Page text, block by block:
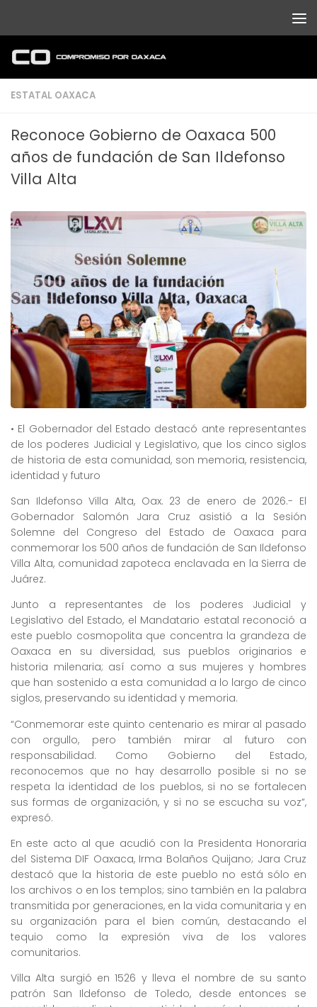
ESTATAL OAXACA
Reconoce Gobierno de Oaxaca 500
años de fundación de San Ildefonso
Villa Alta
• El Gobernador del Estado destacó ante representantes
de los poderes Judicial y Legislativo, que los cinco siglos
de historia de esta comunidad, son memoria, resistencia,
identidad y futuro
San Ildefonso Villa Alta, Oax. 23 de enero de 2026.- El
Gobernador Salomón Jara Cruz asistió a la Sesión
Solemne del Congreso del Estado de Oaxaca para
conmemorar los 500 años de fundación de San Ildefonso
Villa Alta, comunidad zapoteca enclavada en la Sierra de
Juárez.
Junto a representantes de los poderes Judicial y
Legislativo del Estado, el Mandatario estatal reconoció a
este pueblo cosmopolita que concentra la grandeza de
Oaxaca en su diversidad, sus pueblos originarios e
historia milenaria; así como a sus mujeres y hombres
que han sostenido a esta comunidad a lo largo de cinco
siglos, preservando su identidad y memoria.
“Conmemorar este quinto centenario es mirar al pasado
con orgullo, pero también mirar al futuro con
responsabilidad. Como Gobierno del Estado,
reconocemos que no hay desarrollo posible si no se
respeta la identidad de los pueblos, si no se fortalecen
sus formas de organización, y si no se escucha su voz”,
expresó.
En este acto al que acudió con la Presidenta Honoraria
del Sistema DIF Oaxaca, Irma Bolaños Quijano; Jara Cruz
destacó que la historia de este pueblo no está sólo en
los archivos o en los templos; sino también en la palabra
transmitida por generaciones, en la vida comunitaria y en
su organización para el bien común, destacando el
tequio como la expresión viva de los valores
comunitarios.
Villa Alta surgió en 1526 y lleva el nombre de su santo
patrón San Ildefonso de Toledo, desde entonces se